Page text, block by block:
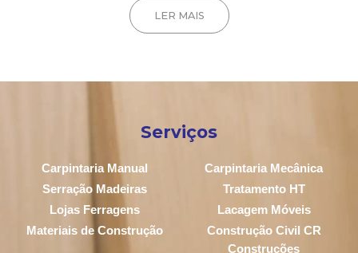
LER MAIS
Serviços
Carpintaria Manual
Carpintaria Mecânica
Serração Madeiras
Tratamento HT
Lojas Ferragens
Lacagem Móveis
Materiais de Construção
Construção Civil CR
Construções